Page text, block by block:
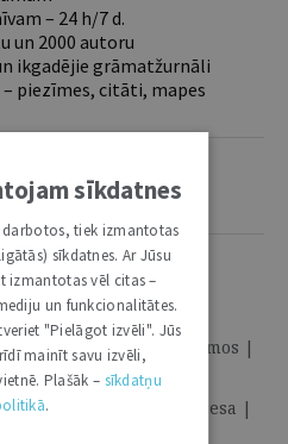
– 24 h/7 d.
un 2000 autoru
ikgadējie grāmatžurnāli
piezīmes, citāti, mapes
satiksmes un
pārkāpumu gadījumos |
Viedokļi
pirms kriminālprocesa |
Viedokļi
sīkdatnes
tiek izmantotas
sīkdatnes. Ar Jūsu
izmantotas vēl citas –
un funkcionalitātes.
"Pielāgot izvēli". Jūs
mainīt savu izvēli,
Plašāk – sīkdatņu
.